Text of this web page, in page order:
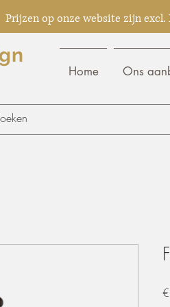
Prijzen op onze website zijn excl.
Home Ons